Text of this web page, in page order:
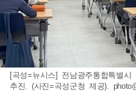
[곡성=뉴시스] 전남광주통합특별
추진. (사진=곡성군청 제공).